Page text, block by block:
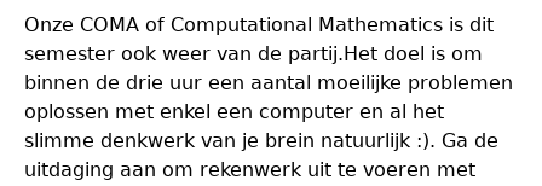
Onze COMA of Computational Mathematics is dit
semester ook weer van de partij.Het doel is om
binnen de drie uur een aantal moeilijke problemen
oplossen met enkel een computer en al het
slimme denkwerk van je brein natuurlijk :). Ga de
uitdaging aan om rekenwerk uit te voeren met